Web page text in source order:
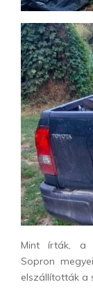
Mint írták, a
Sopron
elszállították a